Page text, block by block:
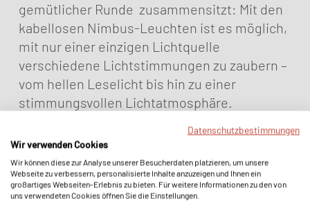
gemütlicher Runde zusammensitzt: Mit den
kabellosen Nimbus-Leuchten ist es möglich,
mit nur einer einzigen Lichtquelle
verschiedene Lichtstimmungen zu zaubern –
vom hellen Leselicht bis hin zu einer
stimmungsvollen Lichtatmosphäre.
Über eine berührungslose Gestensteuerung
lassen sich die Leuchten dimmen – und
leuchten, je nach eingestellter Helligkeit, bis
zu 100 Stunden (Roxxane Leggera CL). Erst
Datenschutzbestimmungen
Wir verwenden Cookies
Wir können diese zur Analyse unserer Besucherdaten platzieren, um unsere
Webseite zu verbessern, personalisierte Inhalte anzuzeigen und Ihnen ein
großartiges Webseiten-Erlebnis zu bieten. Für weitere Informationen zu den von
uns verwendeten Cookies öffnen Sie die Einstellungen.